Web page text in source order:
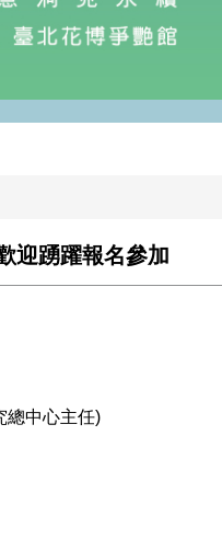
迎踴躍報名參加
中心主任)